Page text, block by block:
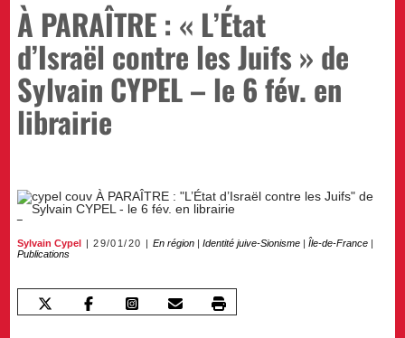
À PARAÎTRE : « L’État
d’Israël contre les Juifs » de
Sylvain CYPEL – le 6 fév. en
librairie
Sylvain Cypel 29/01/20 En région |Identité juive-Sionisme |Île-de-France
Publications